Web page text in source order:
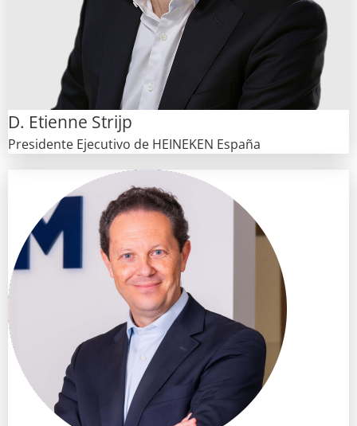
D. Etienne Strijp
Presidente Ejecutivo de HEINEKEN España